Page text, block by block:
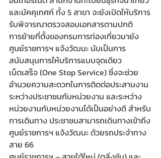
และมัคคุเทศก์ ทั้ง 5 สาขา จะยังเปิดให้บริการ
รับพิจารณาตรวจสอบเอกสารตามปกติ
​การย้ายที่ตั้งของกรมการท่องเที่ยวมายัง
ศูนย์ราชการฯ แจ้งวัฒนะ นับเป็นการ
สนับสนุนการให้บริการแบบจุดเดียว
เบ็ดเสร็จ (One Stop Service) ซึ่งจะช่วย
อำนวยความสะดวกในการติดต่อประสานงาน
ระหว่างประชาชนกับหน่วยงาน และระหว่าง
หน่วยงานกับหน่วยงานได้เป็นอย่างดี สำหรับ
การเดินทาง ประชาชนสามารถเดินทางเข้าถึง
ศูนย์ราชการฯ แจ้งวัฒนะ ด้วยรถประจำทาง
สาย 66